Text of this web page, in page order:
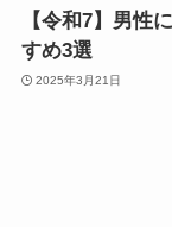
【令和7】男性
すめ3選
2025年3月21日